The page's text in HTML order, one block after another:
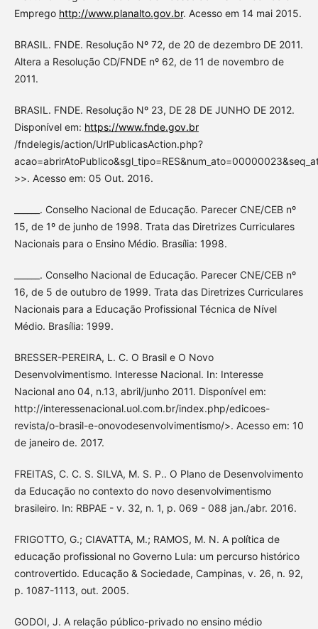
Emprego http://www.planalto.gov.br. Acesso em 14 mai 2015.
BRASIL. FNDE. Resolução Nº 72, de 20 de dezembro DE 2011.
Altera a Resolução CD/FNDE nº 62, de 11 de novembro de
2011.
BRASIL. FNDE. Resolução Nº 23, DE 28 DE JUNHO DE 2012.
Disponível em: https://www.fnde.gov.br
/fndelegis/action/UrlPublicasAction.php?
>>. Acesso em: 05 Out. 2016.
______. Conselho Nacional de Educação. Parecer CNE/CEB nº
15, de 1º de junho de 1998. Trata das Diretrizes Curriculares
Nacionais para o Ensino Médio. Brasília: 1998.
______. Conselho Nacional de Educação. Parecer CNE/CEB nº
16, de 5 de outubro de 1999. Trata das Diretrizes Curriculares
Nacionais para a Educação Profissional Técnica de Nível
Médio. Brasília: 1999.
BRESSER-PEREIRA, L. C. O Brasil e O Novo
Desenvolvimentismo. Interesse Nacional. In: Interesse
Nacional ano 04, n.13, abril/junho 2011. Disponível em:
http://interessenacional.uol.com.br/index.php/edicoes-
revista/o-brasil-e-onovodesenvolvimentismo/>. Acesso em: 10
de janeiro de. 2017.
FREITAS, C. C. S. SILVA, M. S. P.. O Plano de Desenvolvimento
da Educação no contexto do novo desenvolvimentismo
brasileiro. In: RBPAE - v. 32, n. 1, p. 069 - 088 jan./abr. 2016.
FRIGOTTO, G.; CIAVATTA, M.; RAMOS, M. N. A política de
educação profissional no Governo Lula: um percurso histórico
controvertido. Educação & Sociedade, Campinas, v. 26, n. 92,
p. 1087-1113, out. 2005.
GODOI, J. A relação público-privado no ensino médio